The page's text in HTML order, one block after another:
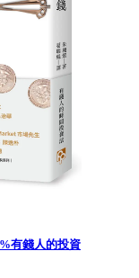
有錢人的投資